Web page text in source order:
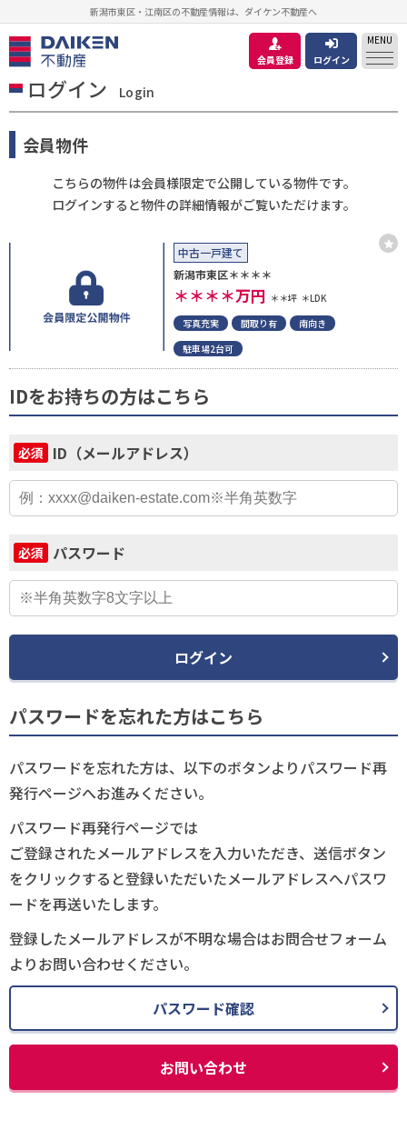
新潟市東区・江南区の不動産情報は、ダイケン不動産へ
会員登録 ログイン
MENU
ログイン Login
会員物件
こちらの物件は会員様限定で公開している物件です。
ログインすると物件の詳細情報がご覧いただけます。
中古一戸建て
新潟市東区＊＊＊＊
＊＊＊＊万円 ＊＊坪 ＊LDK
写真充実
間取り有
南向き
駐車場2台可
IDをお持ちの方はこちら
必須 ID（メールアドレス）
必須 パスワード
ログイン
パスワードを忘れた方はこちら
パスワードを忘れた方は、以下のボタンよりパスワード再
発行ページへお進みください。
パスワード再発行ページでは
ご登録されたメールアドレスを入力いただき、送信ボタン
をクリックすると登録いただいたメールアドレスへパスワ
ードを再送いたします。
登録したメールアドレスが不明な場合はお問合せフォーム
よりお問い合わせください。
パスワード確認
お問い合わせ